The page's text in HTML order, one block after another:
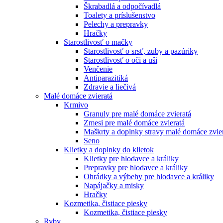
Škrabadlá a odpočívadlá
Toalety а príslušenstvo
Pelechy a prepravky
Hračky
Starostlivosť o mačky
Starostlivosť o srsť, zuby a pazúriky
Starostlivosť o oči a uši
Venčenie
Antiparazitiká
Zdravie a liečivá
Malé domáce zvieratá
Krmivo
Granuly pre malé domáce zvieratá
Zmesi pre malé domáce zvieratá
Maškrty a doplnky stravy malé domáce
Seno
Klietky a doplnky do klietok
Klietky pre hlodavce a králiky
Prepravky pre hlodavce a králiky
Ohrádky a výbehy pre hlodavce a králiky
Napájačky a misky
Hračky
Kozmetika, čistiace piesky
Kozmetika, čistiace piesky
Ryby